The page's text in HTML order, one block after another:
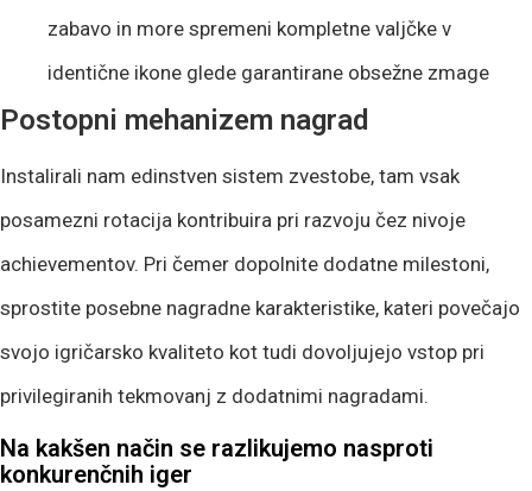
zabavo in more spremeni kompletne valjčke v
identične ikone glede garantirane obsežne zmage
Postopni mehanizem nagrad
Instalirali nam edinstven sistem zvestobe, tam vsak
posamezni rotacija kontribuira pri razvoju čez nivoje
achievementov. Pri čemer dopolnite dodatne milestoni,
sprostite posebne nagradne karakteristike, kateri povečajo
svojo igričarsko kvaliteto kot tudi dovoljujejo vstop pri
privilegiranih tekmovanj z dodatnimi nagradami.
Na kakšen način se razlikujemo nasproti
konkurenčnih iger